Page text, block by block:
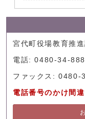
宮代町役場教育推
電話: 0480-34-
ファックス: 0480-
電話番号のかけ間